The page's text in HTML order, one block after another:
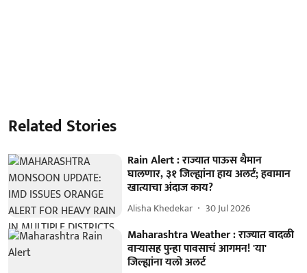
Related Stories
Rain Alert : राज्यात पाऊस थैमान
घालणार, ३१ जिल्ह्यांना हाय अलर्ट; हवामान
खात्याचा अंदाज काय?
Alisha Khedekar 30 Jul 2026
Maharashtra Weather : राज्यात वादळी
वाऱ्यासह पुन्हा पावसाचं आगमन! 'या'
जिल्ह्यांना यलो अलर्ट